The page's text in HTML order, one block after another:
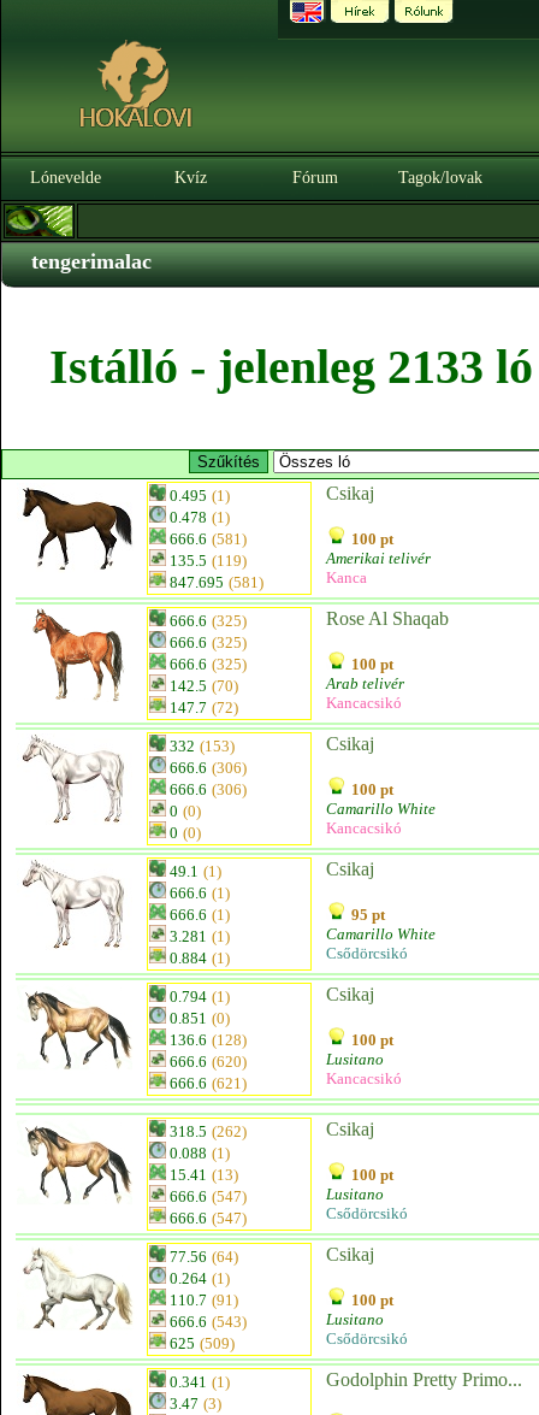
Lónevelde Kvíz Fórum Tagok/lovak
tengerimalac
Istálló - jelenleg 2133
0.495 (1)
0.478 (1)
666.6 (581)
135.5 (119)
847.695 (581)
Csikaj
100 pt
Amerikai telivér
Kanca
666.6 (325)
666.6 (325)
666.6 (325)
142.5 (70)
147.7 (72)
Rose Al Shaqab
100 pt
Arab telivér
Kancacsikó
332 (153)
666.6 (306)
666.6 (306)
0 (0)
0 (0)
Csikaj
100 pt
Camarillo White
Kancacsikó
49.1 (1)
666.6 (1)
666.6 (1)
3.281 (1)
0.884 (1)
Csikaj
95 pt
Camarillo White
Csődörcsikó
0.794 (1)
0.851 (0)
136.6 (128)
666.6 (620)
666.6 (621)
Csikaj
100 pt
Lusitano
Kancacsikó
318.5 (262)
0.088 (1)
15.41 (13)
666.6 (547)
666.6 (547)
Csikaj
100 pt
Lusitano
Csődörcsikó
77.56 (64)
0.264 (1)
110.7 (91)
666.6 (543)
625 (509)
Csikaj
100 pt
Lusitano
Csődörcsikó
0.341 (1)
3.47 (3)
Godolphin Pretty Primo...